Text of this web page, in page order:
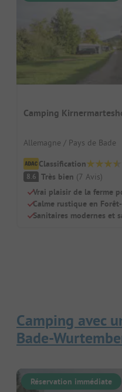
Camping
Allemagne / Pays de Bade
Classification
8.6 Très bien (7 Avis)
Vrai plaisir de la ferme
Calme rustique en
Sanitaires modernes et
Camping avec
Bade-
Réservation immédiate